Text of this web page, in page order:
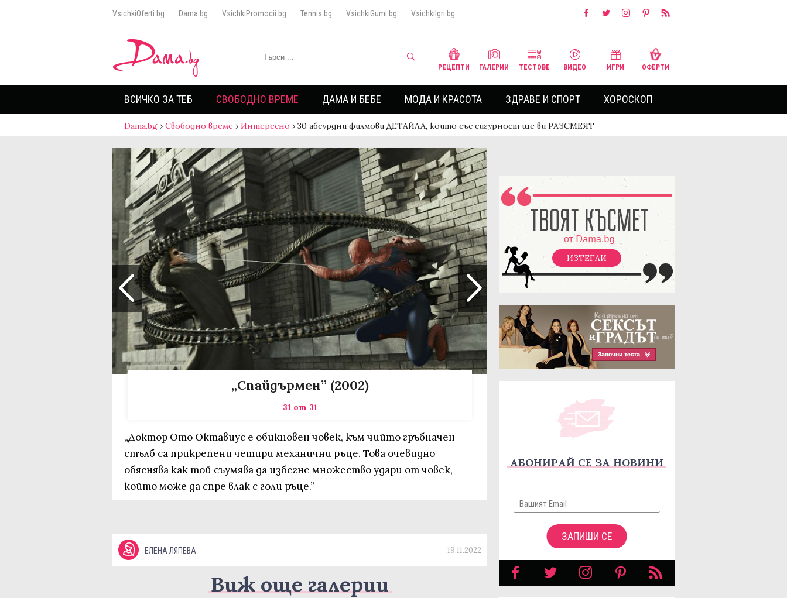
VsichkiOferti.bg Dama.bg VsichkiPromocii.bg Tennis.bg VsichkiGumi.bg VsichkiIgri.bg
РЕЦЕПТИ ГАЛЕРИИ ТЕСТОВЕ ВИДЕО ИГРИ ОФЕРТИ
ВСИЧКО ЗА ТЕБ СВОБОДНО ВРЕМЕ ДАМА И БЕБЕ МОДА И КРАСОТА ЗДРАВЕ И СПОРТ ХОРОСКОП
Dama.bg › Свободно време › Интересно › 30 абсурдни филмови ДЕТАЙЛА, които със сигурност ще ви РАЗСМЕЯТ
„Спайдърмен” (2002)
31 от 31
„Доктор Ото Октавиус е обикновен човек, към чийто гръбначен
стълб са прикрепени четири механични ръце. Това очевидно
обяснява как той съумява да избегне множество удари от човек,
който може да спре влак с голи ръце.”
ЕЛЕНА ЛЯПЕВА 19.11.2022
Виж още галерии
ИЗТЕГЛИ
АБОНИРАЙ СЕ ЗА НОВИНИ
ЗАПИШИ СЕ